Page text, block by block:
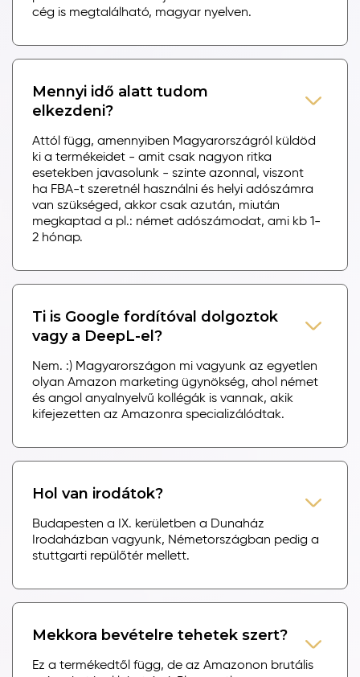
cég is megtalálható, magyar nyelven.
Mennyi idő alatt tudom
elkezdeni?
Attól függ, amennyiben Magyarországról küldöd
ki a termékeidet - amit csak nagyon ritka
esetekben javasolunk - szinte azonnal, viszont
ha FBA-t szeretnél használni és helyi adószámra
van szükséged, akkor csak azután, miután
megkaptad a pl.: német adószámodat, ami kb 1-
2 hónap.
Ti is Google fordítóval dolgoztok
vagy a DeepL-el?
Nem. :) Magyarországon mi vagyunk az egyetlen
olyan Amazon marketing ügynökség, ahol német
és angol anyalnyelvű kollégák is vannak, akik
kifejezetten az Amazonra specializálódtak.
Hol van irodátok?
Budapesten a IX. kerületben a Dunaház
Irodaházban vagyunk, Németországban pedig a
stuttgarti repülőtér mellett.
Mekkora bevételre tehetek szert?
Ez a termékedtől függ, de az Amazonon brutális